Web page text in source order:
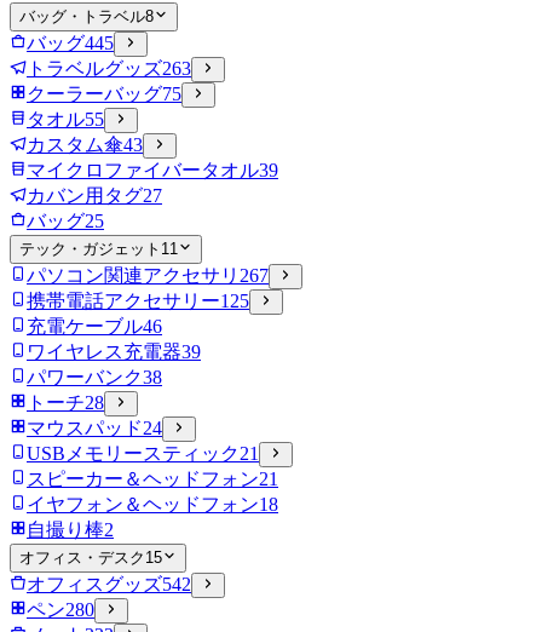
バッグ・トラベル8
バッグ445
トラベルグッズ263
クーラーバッグ75
タオル55
カスタム傘43
マイクロファイバータオル39
カバン用タグ27
バッグ25
テック・ガジェット 11
パソコン関連アクセサリ 267
携帯電話アクセサリー125
充電ケーブル46
ワイヤレス充電器39
パワーバンク38
トーチ28
マウスパッド24
USBメモリースティック21
スピーカー＆ヘッドフォン21
イヤフォン＆ヘッドフォン18
自撮り棒2
オフィス・デスク 15
オフィスグッズ542
ペン280